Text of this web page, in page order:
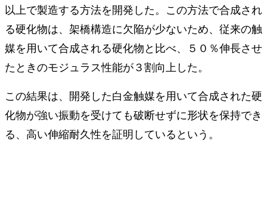
以上で製造する⽅法を開発した。この⽅法で合成され
る硬化物は、架橋構造に⽋陥が少ないため、従来の触
媒を⽤いて合成される硬化物と⽐べ、５０％伸⻑させ
たときのモジュラス性能が３割向上した。
この結果は、開発した⽩⾦触媒を⽤いて合成された硬
化物が強い振動を受けても破断せずに形状を保持でき
る、⾼い伸縮耐久性を証明しているという。